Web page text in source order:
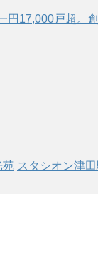
苑 スタシオン津